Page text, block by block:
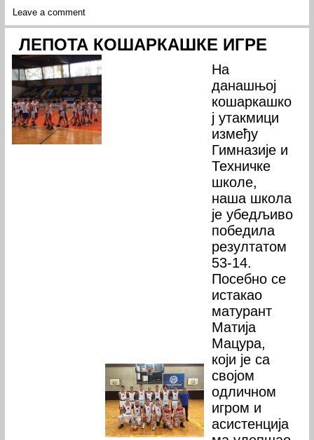
Leave a comment
ЛЕПОТА КОШАРКАШКЕ ИГРЕ
На
данашњој
кошаркашко
ј утакмици
између
Гимназије и
Техничке
школе,
наша школа
је убедљиво
победила
резултатом
53-14.
Посебно се
истакао
матурант
Матија
Мацура,
који је са
својом
одличном
игром и
асистенција